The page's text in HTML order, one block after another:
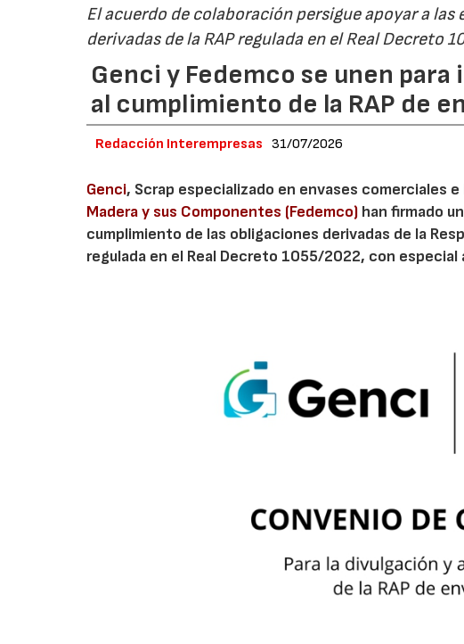
El acuerdo de colaboración persigue apoyar a
derivadas de la RAP regulada en el Real Decreto
Genci y Fedemco se unen
al cumplimiento de la RAP de
Redacción Interempresas 31/07/2026
Genci, Scrap especializado en envases comerciales
Madera y sus Componentes (Fedemco) han firmado
cumplimiento de las obligaciones derivadas de la
regulada en el Real Decreto 1055/2022, con